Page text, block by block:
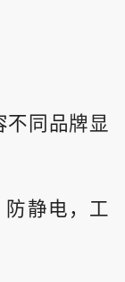
不同品牌显
静电，工